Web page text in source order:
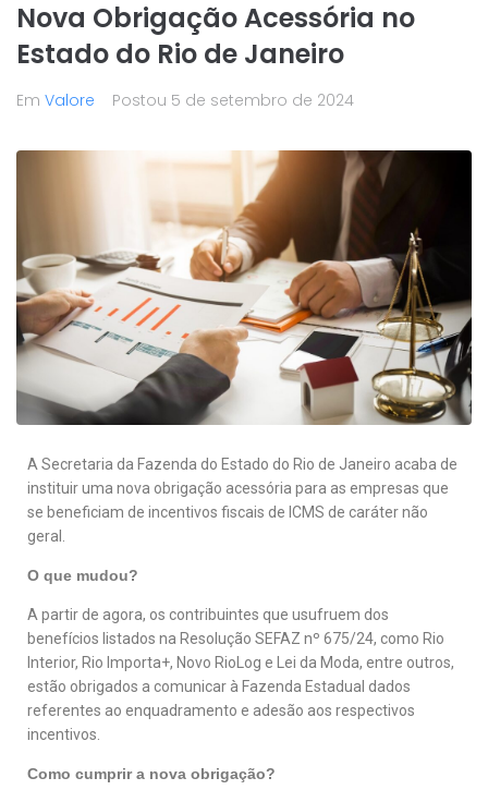
Nova Obrigação Acessória no
Estado do Rio de Janeiro
Em Valore Postou 5 de setembro de 2024
A Secretaria da Fazenda do Estado do Rio de Janeiro acaba de
instituir uma nova obrigação acessória para as empresas que
se beneficiam de incentivos fiscais de ICMS de caráter não
geral.
O que mudou?
A partir de agora, os contribuintes que usufruem dos
benefícios listados na Resolução SEFAZ nº 675/24, como Rio
Interior, Rio Importa+, Novo RioLog e Lei da Moda, entre outros,
estão obrigados a comunicar à Fazenda Estadual dados
referentes ao enquadramento e adesão aos respectivos
incentivos.
Como cumprir a nova obrigação?